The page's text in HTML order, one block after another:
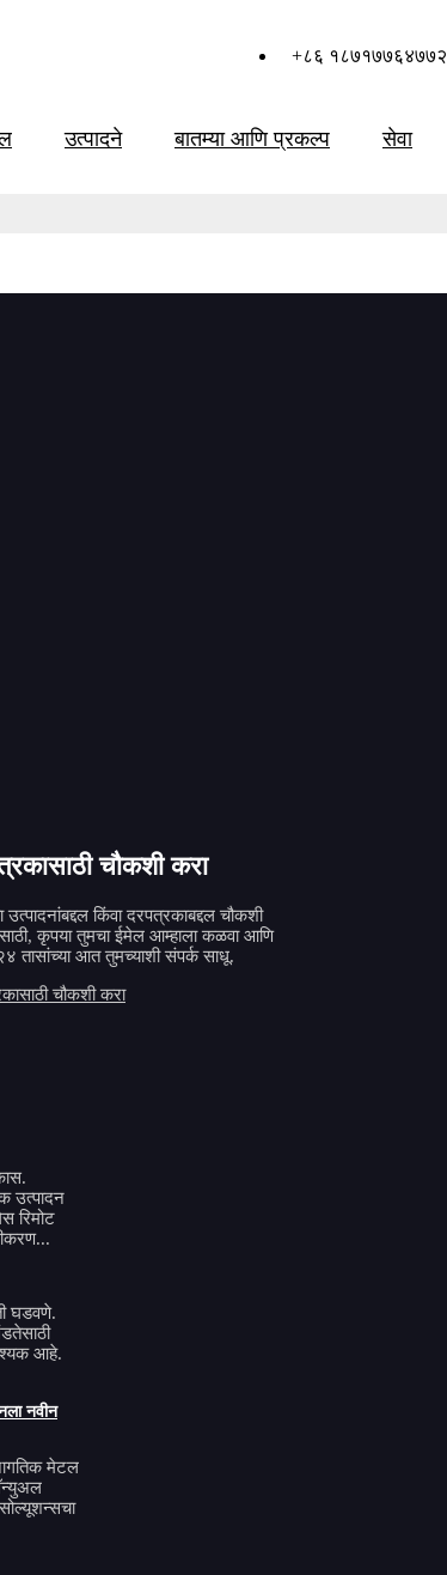
+८६ १८७१७७६४७७२
उत्पादने बातम्या आणि प्रकल्प सेवा
चौकशी करा
किंवा दरपत्रकाबद्दल चौकशी
कृपया तुमचा ईमेल आम्हाला कळवा आणि
तासांच्या आत तुमच्याशी संपर्क साधू.
चौकशी करा
उत्पादन
रिमोट
घडवणे.
आहे.
नवीन
मेटल